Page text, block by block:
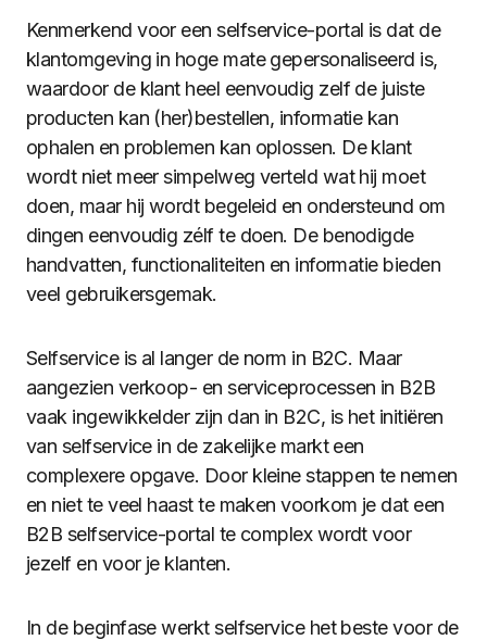
Kenmerkend voor een selfservice-portal is dat de
klantomgeving in hoge mate gepersonaliseerd is,
waardoor de klant heel eenvoudig zelf de juiste
producten kan (her)bestellen, informatie kan
ophalen en problemen kan oplossen. De klant
wordt niet meer simpelweg verteld wat hij moet
doen, maar hij wordt begeleid en ondersteund om
dingen eenvoudig zélf te doen. De benodigde
handvatten, functionaliteiten en informatie bieden
veel gebruikersgemak.
Selfservice is al langer de norm in B2C. Maar
aangezien verkoop- en serviceprocessen in B2B
vaak ingewikkelder zijn dan in B2C, is het initiëren
van selfservice in de zakelijke markt een
complexere opgave. Door kleine stappen te nemen
en niet te veel haast te maken voorkom je dat een
B2B selfservice-portal te complex wordt voor
jezelf en voor je klanten.
In de beginfase werkt selfservice het beste voor de